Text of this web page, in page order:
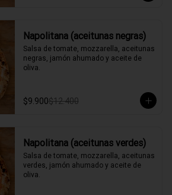
Napolitana (aceitunas negras)
Salsa de tomate, mozzarella, aceitunas
negras, jamón ahumado y aceite de
oliva.
$9.900$12.400
Napolitana (aceitunas verdes)
Salsa de tomate, mozzarella, aceitunas
verdes, jamón ahumado y aceite de
oliva.